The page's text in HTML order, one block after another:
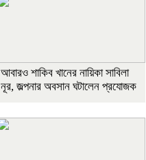
আবারও শাকিব খানের নায়িকা সাবিলা
নূর, জল্পনার অবসান ঘটালেন প্রযোজক